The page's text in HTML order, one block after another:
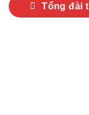
Tổng đài